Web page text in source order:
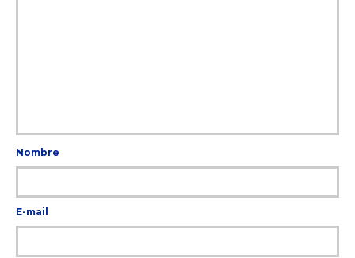
Nombre
E-mail